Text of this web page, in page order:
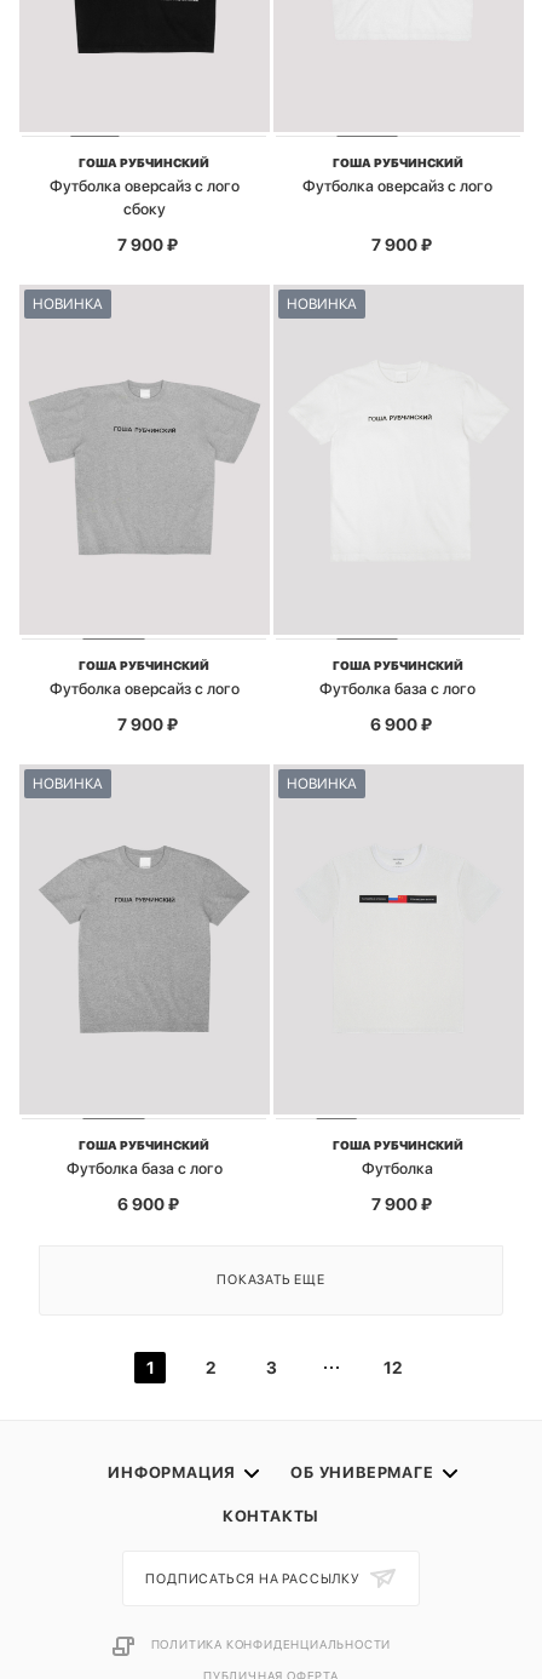
ГОША РУБЧИНСКИЙ
Футболка оверсайз с лого
сбоку
7 900₽
ГОША РУБЧИНСКИЙ
Футболка оверсайз с лого
7 900₽
НОВИНКА
ГОША РУБЧИНСКИЙ
Футболка оверсайз с лого
7 900₽
НОВИНКА
ГОША РУБЧИНСКИЙ
Футболка база с лого
6 900₽
НОВИНКА
ГОША РУБЧИНСКИЙ
Футболка база с лого
6 900₽
НОВИНКА
ГОША РУБЧИНСКИЙ
Футболка
7 900₽
ПОКАЗАТЬ ЕЩЕ
1 2 3 12
ИНФОРМАЦИЯ ОБ УНИВЕРМАГЕ
КОНТАКТЫ
ПОДПИСАТЬСЯ НА РАССЫЛКУ
ПОЛИТИКА КОНФИДЕНЦИАЛЬНОСТИ
ПУБЛИЧНАЯ ОФЕРТА